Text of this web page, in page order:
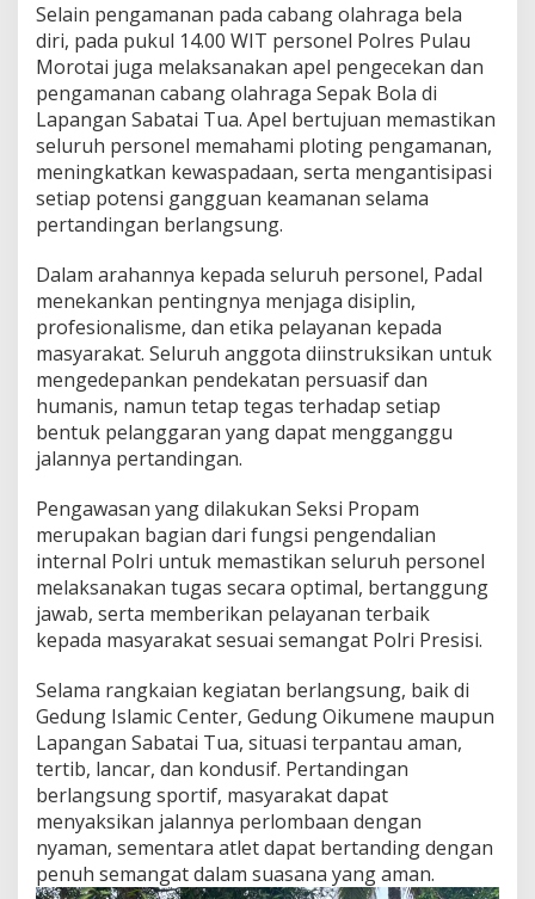
t
e
d
a
n
S
e
p
a
k
B
l
a
B
e
r
j
a
a
m
a
,
L
a
n
a
r
d
a
n
K
o
n
d
u
Selain pengamanan pada cabang olahraga bela
diri, pada pukul 14.00 WIT personel Polres Pulau
Morotai juga melaksanakan apel pengecekan dan
pengamanan cabang olahraga Sepak Bola di
Lapangan Sabatai Tua. Apel bertujuan memastikan
seluruh personel memahami ploting pengamanan,
meningkatkan kewaspadaan, serta mengantisipasi
setiap potensi gangguan keamanan selama
pertandingan berlangsung.
Dalam arahannya kepada seluruh personel, Padal
menekankan pentingnya menjaga disiplin,
profesionalisme, dan etika pelayanan kepada
masyarakat. Seluruh anggota diinstruksikan untuk
mengedepankan pendekatan persuasif dan
humanis, namun tetap tegas terhadap setiap
bentuk pelanggaran yang dapat mengganggu
jalannya pertandingan.
Pengawasan yang dilakukan Seksi Propam
merupakan bagian dari fungsi pengendalian
internal Polri untuk memastikan seluruh personel
melaksanakan tugas secara optimal, bertanggung
jawab, serta memberikan pelayanan terbaik
kepada masyarakat sesuai semangat Polri Presisi.
Selama rangkaian kegiatan berlangsung, baik di
Gedung Islamic Center, Gedung Oikumene maupun
Lapangan Sabatai Tua, situasi terpantau aman,
tertib, lancar, dan kondusif. Pertandingan
berlangsung sportif, masyarakat dapat
menyaksikan jalannya perlombaan dengan
nyaman, sementara atlet dapat bertanding dengan
penuh semangat dalam suasana yang aman.